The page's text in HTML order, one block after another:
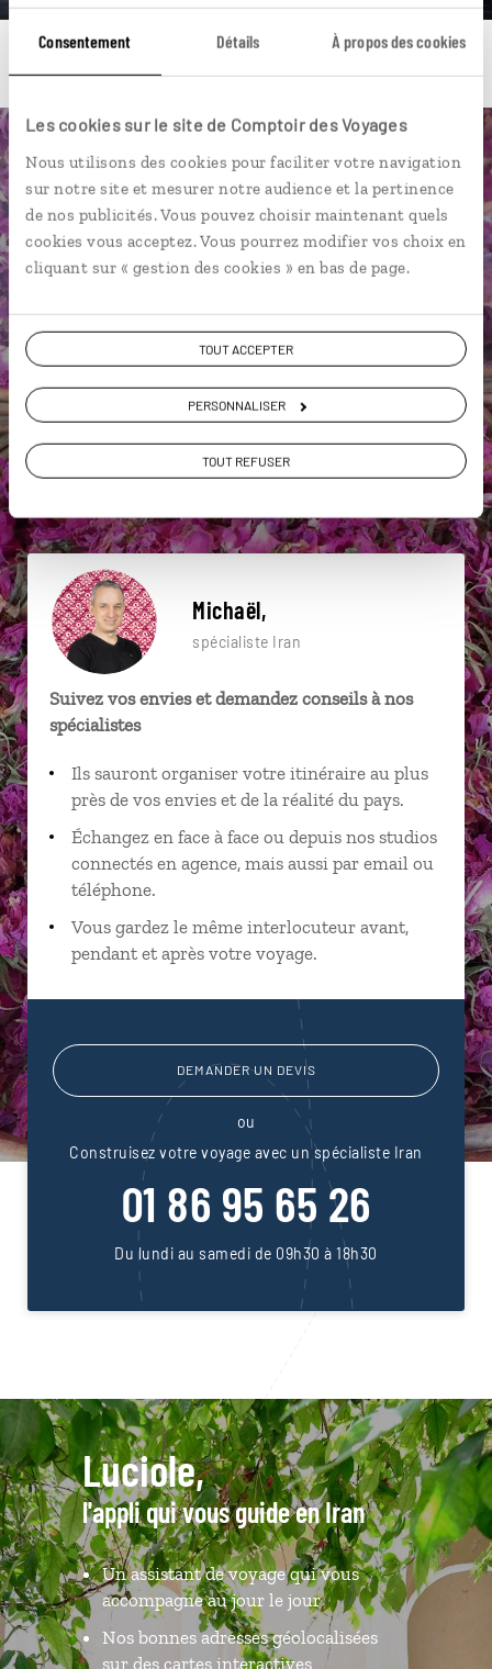
Consentement Détails À propos des cookies
Les cookies sur le site de Comptoir des Voyages
Nous utilisons des cookies pour faciliter votre navigation
sur notre site et mesurer notre audience et la pertinence
de nos publicités. Vous pouvez choisir maintenant quels
cookies vous acceptez. Vous pourrez modifier vos choix en
cliquant sur « gestion des cookies » en bas de page.
TOUT ACCEPTER
PERSONNALISER
TOUT REFUSER
Une envie de voyage
particulière ?
Bâgh-e-Dôlat-âbâd Bazar de Kashan
Abyaneh Bagh-E-Narenjestan
Bazar royal d’Ispahan Grand bazar de Téhéran
Jardin Fin Mosquée de l’Imam
Michaël,
spécialiste Iran
Suivez vos envies et demandez conseils à nos
spécialistes
Ils sauront organiser votre itinéraire au plus
près de vos envies et de la réalité du pays.
Échangez en face à face ou depuis nos studios
connectés en agence, mais aussi par email ou
téléphone.
Vous gardez le même interlocuteur avant,
pendant et après votre voyage.
DEMANDER UN DEVIS
ou
Construisez votre voyage avec un spécialiste Iran
01 86 95 65 26
Du lundi au samedi de 09h30 à 18h30
Luciole,
l'appli qui vous guide en Iran
Un assistant de voyage qui vous
accompagne au jour le jour
Nos bonnes adresses géolocalisées
sur des cartes interactives